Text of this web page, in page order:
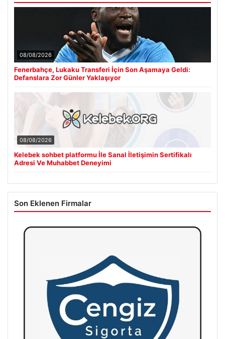
08/08/2026
Fenerbahçe, Lukaku Transferi İçin Son Aşamaya Geldi:
Defanslara Zor Günler Yaklaşıyor
08/08/2026
Kelebek sohbet platformu İle Sanal İletişimin Sertifikalı
Adresi Ve Muhabbet Deneyimi
Son Eklenen Firmalar